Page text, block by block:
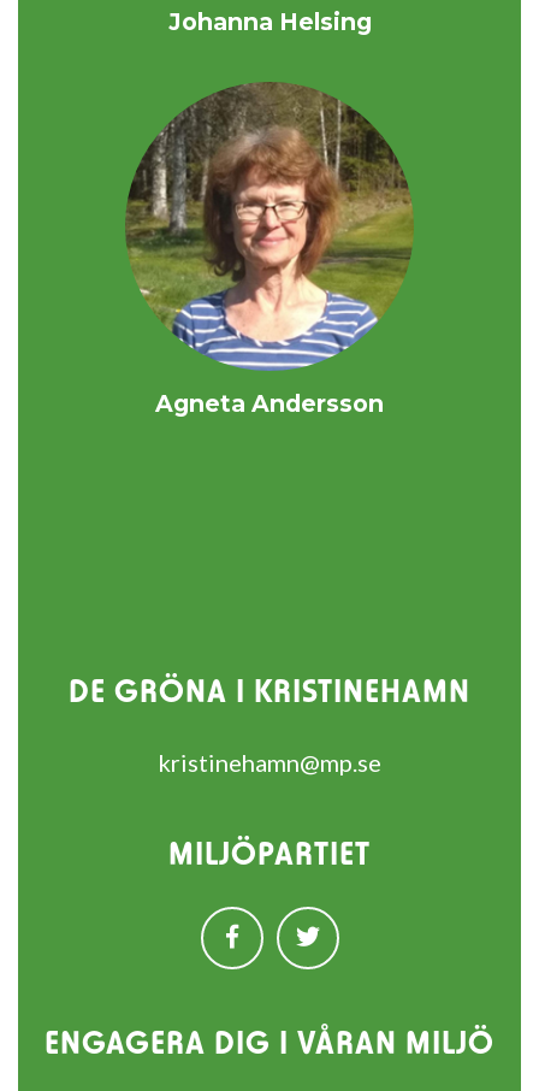
Johanna Helsing
Agneta Andersson
DE GRÖNA I KRISTINEHAMN
kristinehamn@mp.se
MILJÖPARTIET
ENGAGERA DIG I VÅRAN MILJÖ